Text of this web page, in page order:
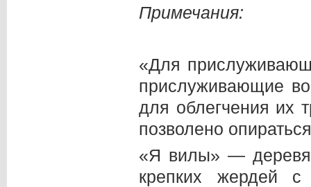
Примечания:
«Для
прислуживающие
для облегчения их
позволено
«Я вилы» —
крепких жердей с